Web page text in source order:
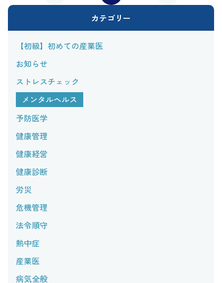
カテゴリー
【初級】初めての産業医
お知らせ
ストレスチェック
メンタルヘルス
予防医学
健康管理
健康経営
健康診断
労災
危機管理
法令順守
熱中症
産業医
病気全般